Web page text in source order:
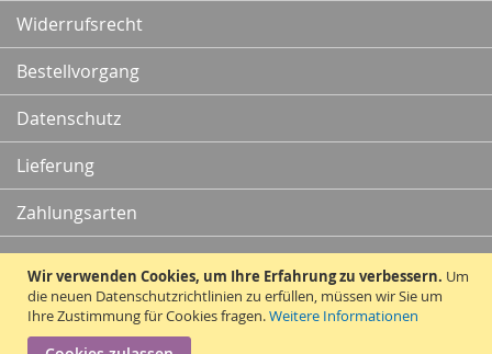
Wir verwenden Cookies, um Ihre Erfahrung zu verbessern. Um
die neuen Datenschutzrichtlinien zu erfüllen, müssen wir Sie um
Ihre Zustimmung für Cookies fragen.Weitere Informationen
Widerrufsrecht
Bestellvorgang
Datenschutz
Lieferung
Zahlungsarten
Kontakt
Vertrag widerrufen